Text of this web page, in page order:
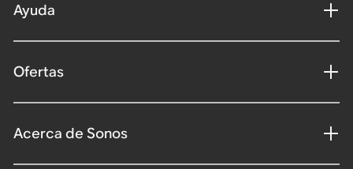
Ayuda
Ofertas
Acerca de Sonos